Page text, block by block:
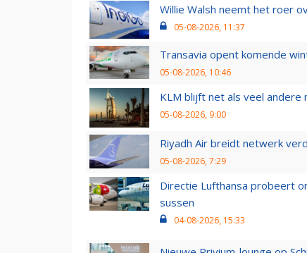
Willie Walsh neemt het roer
05-08-2026, 11:37
Transavia opent komende
05-08-2026, 10:46
KLM blijft net als veel andere
05-08-2026, 9:00
Riyadh Air breidt netwerk
05-08-2026, 7:29
Directie Lufthansa probeert
sussen
04-08-2026, 15:33